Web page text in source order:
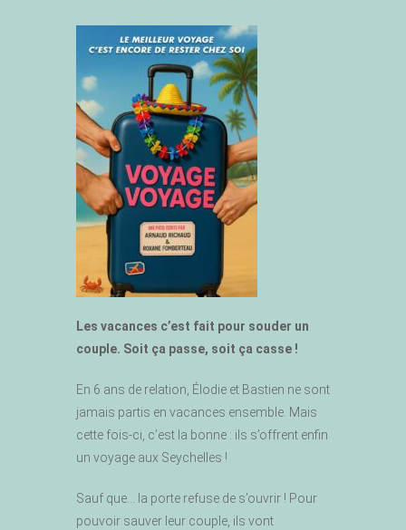
Les vacances c’est fait pour souder un
couple. Soit ça passe, soit ça casse !
En 6 ans de relation, Élodie et Bastien ne sont
jamais partis en vacances ensemble. Mais
cette fois-ci, c’est la bonne : ils s’offrent enfin
un voyage aux Seychelles !
Sauf que… la porte refuse de s’ouvrir ! Pour
pouvoir sauver leur couple, ils vont